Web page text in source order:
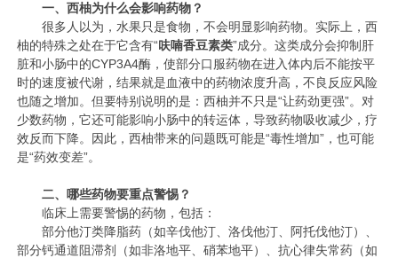
一、西柚为什么会影响药物？
很多人以为，水果只是食物，不会明显影响药物。实际上，西
柚的特殊之处在于它含有“呋喃香豆素类”成分。这类成分会抑制肝
脏和小肠中的CYP3A4酶，使部分口服药物在进入体内后不能按平
时的速度被代谢，结果就是血液中的药物浓度升高，不良反应风险
也随之增加。但要特别说明的是：西柚并不只是“让药劲更强”。对
少数药物，它还可能影响小肠中的转运体，导致药物吸收减少，疗
效反而下降。因此，西柚带来的问题既可能是“毒性增加”，也可能
是“药效变差”。
二、哪些药物要重点警惕？
临床上需要警惕的药物，包括：
部分他汀类降脂药（如辛伐他汀、洛伐他汀、阿托伐他汀）、
部分钙通道阻滞剂（如非洛地平、硝苯地平）、抗心律失常药（如